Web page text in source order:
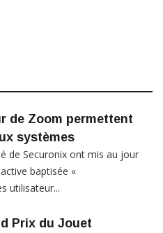
de Zoom permettent
systèmes
de Securonix ont mis au jour
baptisée «
utilisateur...
Prix du Jouet